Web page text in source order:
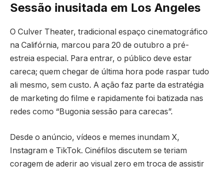
Sessão inusitada em Los Angeles
O Culver Theater, tradicional espaço cinematográfico
na Califórnia, marcou para 20 de outubro a pré-
estreia especial. Para entrar, o público deve estar
careca; quem chegar de última hora pode raspar tudo
ali mesmo, sem custo. A ação faz parte da estratégia
de marketing do filme e rapidamente foi batizada nas
redes como “Bugonia sessão para carecas”.
Desde o anúncio, vídeos e memes inundam X,
Instagram e TikTok. Cinéfilos discutem se teriam
coragem de aderir ao visual zero em troca de assistir